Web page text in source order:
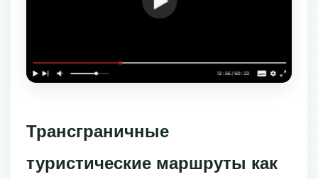
Трансграничные
туристические маршруты как